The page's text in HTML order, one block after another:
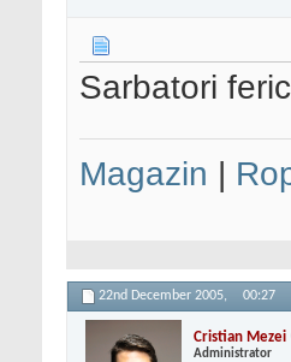
Sarbatori
Magazin
22nd December 2005, 00:27
Cristian Mezei
Administrator